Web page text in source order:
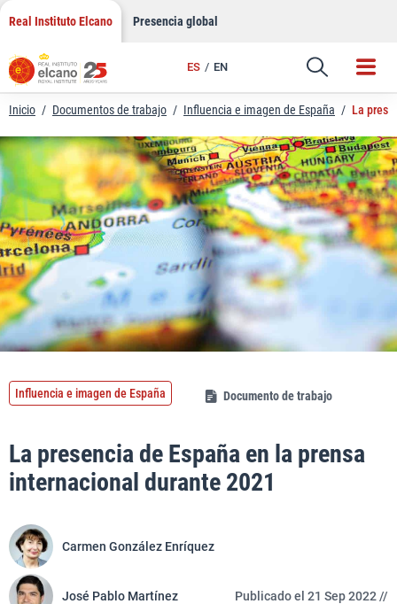
Saltar
contenido
Real Instituto Elcano Presencia global
ES EN
Enlace
Inicio / Documentos de trabajo / Influencia e imagen de España / La
La presencia de España en la prensa
internacional durante 2021
Influencia e imagen de España Documento de trabajo
Carmen González Enríquez
José Pablo Martínez Publicado el 21 Sep 2022 //